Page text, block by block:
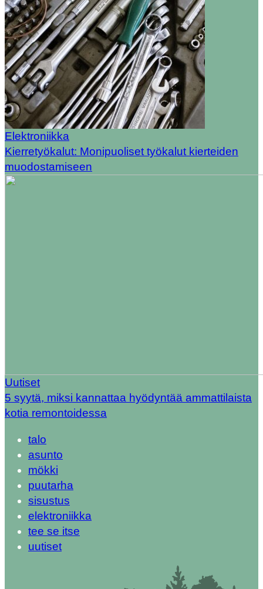
Elektroniikka
Kierretyökalut: Monipuoliset työkalut kierteiden
muodostamiseen
Uutiset
5 syytä, miksi kannattaa hyödyntää ammattilaista
kotia remontoidessa
talo
asunto
mökki
puutarha
sisustus
elektroniikka
tee se itse
uutiset